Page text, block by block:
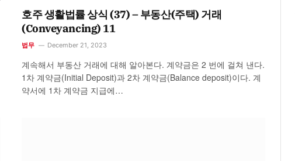
호주 생활법률 상식 (37) – 부동산(주택) 거래
(Conveyancing) 11
법무 December 21, 2023
계속해서 부동산 거래에 대해 알아본다. 계약금은 2 번에 걸쳐 낸다.
1차 계약금(Initial Deposit)과 2차 계약금(Balance deposit)이다. 계
약서에 1차 계약금 지급에…